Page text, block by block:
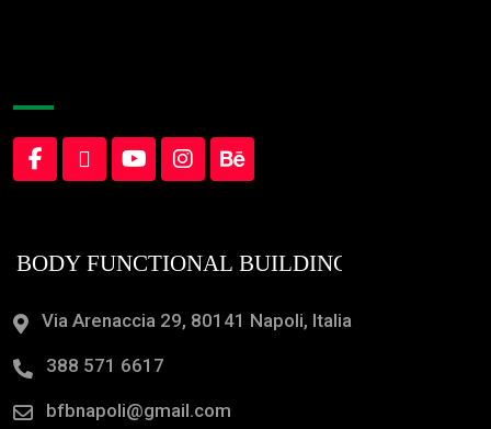
Via Arenaccia 29, 80141 Napoli, Italia
388 571 6617
bfbnapoli@gmail.com